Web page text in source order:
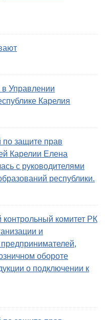
Управлении
Карелия
защите прав
Карелии Елена
с руководителями
республики.
контрольный комитет РК
и
обороте
о подключении к